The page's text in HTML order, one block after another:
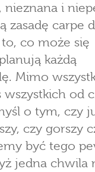
nieznana i
zasadę carpe
co może się
każdą
Mimo
wszystkich od
o tym, czy
czy gorszy
być tego
jedna chwila